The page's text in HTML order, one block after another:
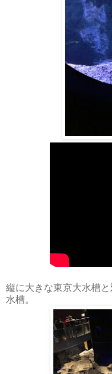
縦に大きな東京大水槽
水槽。